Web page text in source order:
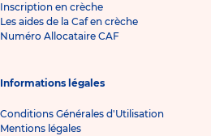
Inscription en crèche
Les aides de la Caf en crèche
Numéro Allocataire CAF
Informations légales
Conditions Générales d'Utilisation
Mentions légales